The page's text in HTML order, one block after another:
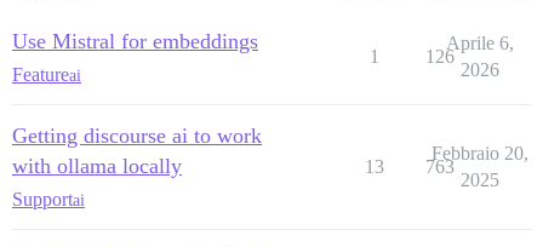
Use Mistral for embeddings
Featureai
1 126
Aprile 6,
2026
Getting discourse ai to work
with ollama locally
Supportai
13 763
Febbraio 20,
2025